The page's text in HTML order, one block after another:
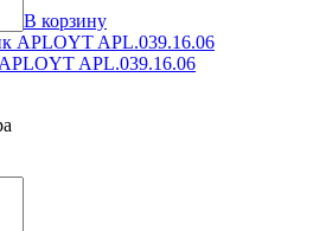
В корзину
APL.039.16.06